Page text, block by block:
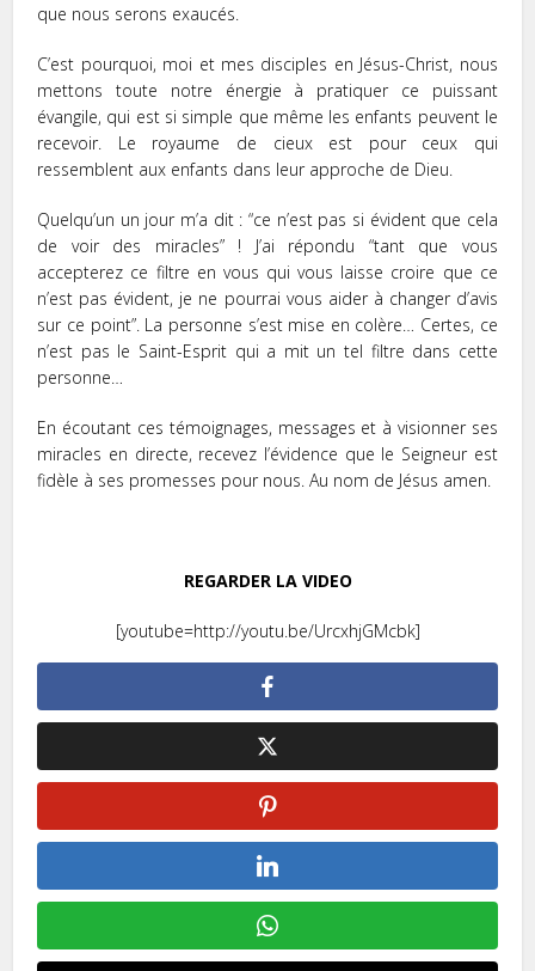
que nous serons exaucés.
C’est pourquoi, moi et mes disciples en Jésus-Christ, nous
mettons toute notre énergie à pratiquer ce puissant
évangile, qui est si simple que même les enfants peuvent le
recevoir. Le royaume de cieux est pour ceux qui
ressemblent aux enfants dans leur approche de Dieu.
Quelqu’un un jour m’a dit : “ce n’est pas si évident que cela
de voir des miracles” ! J’ai répondu “tant que vous
accepterez ce filtre en vous qui vous laisse croire que ce
n’est pas évident, je ne pourrai vous aider à changer d’avis
sur ce point”. La personne s’est mise en colère… Certes, ce
n’est pas le Saint-Esprit qui a mit un tel filtre dans cette
personne…
En écoutant ces témoignages, messages et à visionner ses
miracles en directe, recevez l’évidence que le Seigneur est
fidèle à ses promesses pour nous. Au nom de Jésus amen.
REGARDER LA VIDEO
[youtube=http://youtu.be/UrcxhjGMcbk]